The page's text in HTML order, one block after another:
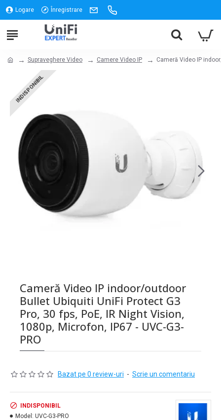
Logare Înregistrare
Supraveghere Video Camere Video IP Cameră Video IP
INDISPONIBIL
Cameră Video IP indoor/outdoor
Bullet Ubiquiti UniFi Protect G3
Pro, 30 fps, PoE, IR Night Vision,
1080p, Microfon, IP67 - UVC-G3-
PRO
Bazat pe 0 review-uri - Scrie un comentariu
INDISPONIBIL
Model: UVC-G3-PRO